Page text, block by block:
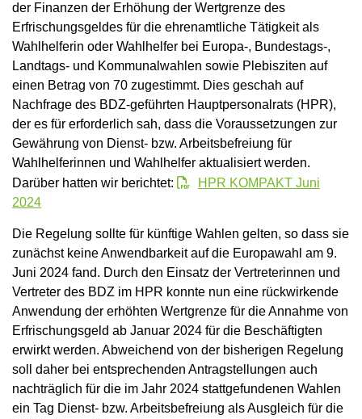
der Finanzen der Erhöhung der Wertgrenze des
Erfrischungsgeldes für die ehrenamtliche Tätigkeit als
Wahlhelferin oder Wahlhelfer bei Europa-, Bundestags-,
Landtags- und Kommunalwahlen sowie Plebisziten auf
einen Betrag von 70 zugestimmt. Dies geschah auf
Nachfrage des BDZ-geführten Hauptpersonalrats (HPR),
der es für erforderlich sah, dass die Voraussetzungen zur
Gewährung von Dienst- bzw. Arbeitsbefreiung für
Wahlhelferinnen und Wahlhelfer aktualisiert werden.
Darüber hatten wir berichtet:
HPR KOMPAKT Juni
2024
Die Regelung sollte für künftige Wahlen gelten, so dass sie
zunächst keine Anwendbarkeit auf die Europawahl am 9.
Juni 2024 fand. Durch den Einsatz der Vertreterinnen und
Vertreter des BDZ im HPR konnte nun eine rückwirkende
Anwendung der erhöhten Wertgrenze für die Annahme von
Erfrischungsgeld ab Januar 2024 für die Beschäftigten
erwirkt werden. Abweichend von der bisherigen Regelung
soll daher bei entsprechenden Antragstellungen auch
nachträglich für die im Jahr 2024 stattgefundenen Wahlen
ein Tag Dienst- bzw. Arbeitsbefreiung als Ausgleich für die